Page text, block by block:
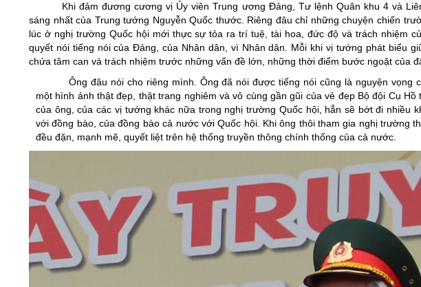
Khi đảm đương cương vị Ủy viên Trung ương Đảng, Tư lệnh Quân khu 4 và
sáng nhất của Trung tướng Nguyễn Quốc thước. Riêng đâu chỉ những chuyện chiến
lúc ở nghị trường Quốc hội mới thực sự tỏa ra trí tuệ, tài hoa, đức độ và trách nhiệm
quyết nói tiếng nói của Đảng, của Nhân dân, vì Nhân dân. Mỗi khi vị tướng phát biểu
chứa tâm can và trách nhiệm trước những vấn đề lớn, những thời điểm bước ngoặt của
Ông đâu nói cho riêng mình. Ông đã nói được tiếng nói cũng là nguyện
một hình ảnh thật đẹp, thật trang nghiêm và vô cùng gần gũi của vẻ đẹp Bộ đội Cụ
của ông, của các vị tướng khác nữa trong nghị trường Quốc hội, hẳn sẽ bớt đi nhiều
với đồng bào, của đồng bào cả nước với Quốc hội. Khi ông thôi tham gia nghị trường
đều đặn, mạnh mẽ, quyết liệt trên hệ thống truyền thông chính thống của cả nước.